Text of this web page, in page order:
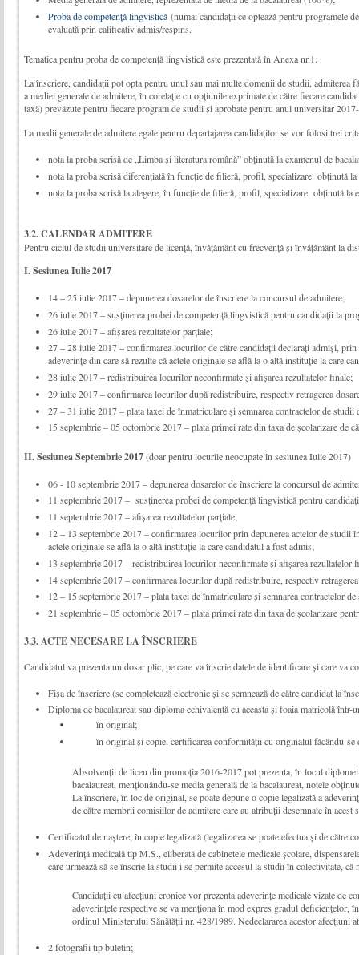
Proba de competență lingvistică(numai candidații ce optează pentru programele
evaluată prin calificativ admis/respins.
Tematica pentru proba de competenţă lingvistică este prezentată în Anexa nr.1.
La înscriere, candidaţii pot opta pentru unul sau mai multe domenii de studii, admiterea
a mediei generale de admitere, în corelaţie cu opţiunile exprimate de către fiecare
taxă) prevăzute pentru fiecare program de studii şi aprobate pentru anul universitar
La medii generale de admitere egale pentru departajarea candidaţilor se vor folosi trei
nota la proba scrisă de „Limba şi literatura română” obţinută la examenul de
nota la proba scrisă diferențiată în funcție de filieră, profil, specializare obţinută la
nota la proba scrisă la alegere, în funcție de filieră, profil, specializare obţinută la
3.2. CALENDAR ADMITERE
Pentru ciclul de studii universitare de licenţă, învăţământ cu frecvenţă şi învăţământ la
I. Sesiunea Iulie 2017
14 – 25 iulie 2017 – depunerea dosarelor de înscriere la concursul de admitere;
26 iulie 2017 – susţinerea probei de competenţă lingvistică pentru candidaţii la
26 iulie 2017 – afişarea rezultatelor parţiale;
27 – 28 iulie 2017 – confirmarea locurilor de către candidaţii declaraţi admişi,
adeverinţe din care să rezulte că actele originale se află la o altă instituţie la care
28 iulie 2017 – redistribuirea locurilor neconfirmate și afişarea rezultatelor finale;
29 iulie 2017 – confirmarea locurilor după redistribuire, respectiv retragerea
27 – 31 iulie 2017 – plata taxei de înmatriculare și semnarea contractelor de
15 septembrie – 05 octombrie 2017 – plata primei rate din taxa de școlarizare de
II. SesiuneaSeptembrie 2017(doar pentru locurile neocupate în sesiunea Iulie 2017)
06 - 10 septembrie 2017 – depunerea dosarelor de înscriere la concursul de
11 septembrie 2017 – susţinerea probei de competenţă lingvistică pentru
11 septembrie 2017 – afişarea rezultatelor parțiale;
12 – 13 septembrie 2017 – confirmarea locurilor prin depunerea actelor de studii
actele originale se află la o altă instituţie la care candidatul a fost admis;
13 septembrie 2017 – redistribuirea locurilor neconfirmate și afișarea rezultatelor
14 septembrie 2017 – confirmarea locurilor după redistribuire, respectiv
12 – 15 septembrie 2017 – plata taxei de înmatriculare și semnarea contractelor
21 septembrie – 05 octombrie 2017 – plata primei rate din taxa de școlarizare
3.3. ACTE NECESARE LA ÎNSCRIERE
Candidatul va prezenta un dosar plic, pe care va înscrie datele de identificare și care va
Fişa de înscriere (se completează electronic și se semnează de către candidat la
Diploma de bacalaureat sau diploma echivalentă cu aceasta și foaia matricolă într-
în original;
în original și copie, certificarea conformității cu originalul făcându-se
Absolvenţii de liceu din promoţia 2016-2017 pot prezenta, în locul
bacalaureat, menţionându-se media generală de la bacalaureat, notele
La înscriere, în loc de original, se poate depune o copie legalizată a
de către membrii comisiilor de admitere care au atribuții desemnate în acest
Certificatul de naştere, în copie legalizată (legalizarea se poate efectua şi de către
Adeverinţă medicală tip M.S., eliberată de cabinetele medicale şco­la­re,
care urmează să se înscrie la studii i se permite accesul la studii în colectivitate,
Candidaţii cu afecţiuni cronice vor prezenta adeverinţe medicale vizate de
adeverinţele respective se va menţiona în mod expres gradul
ordinul Ministerului Sănătăţii nr. 428/1989. Nedeclararea acestor afecţiuni
2 fotografii tip buletin;